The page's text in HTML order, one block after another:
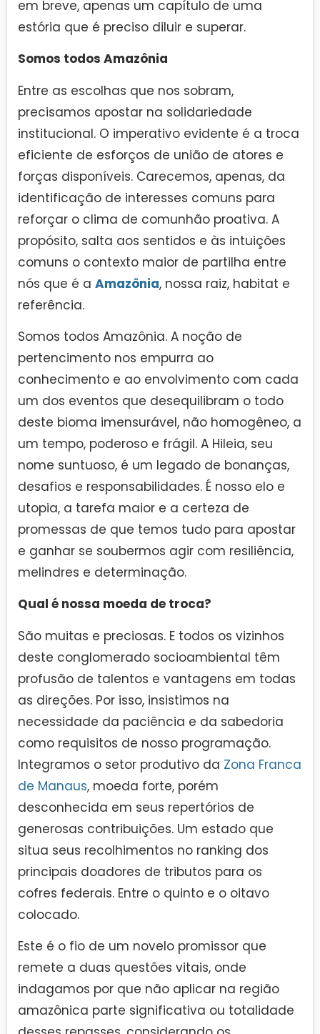
em breve, apenas um capítulo de uma
estória que é preciso diluir e superar.
Somos todos Amazônia
Entre as escolhas que nos sobram,
precisamos apostar na solidariedade
institucional. O imperativo evidente é a troca
eficiente de esforços de união de atores e
forças disponíveis. Carecemos, apenas, da
identificação de interesses comuns para
reforçar o clima de comunhão proativa. A
propósito, salta aos sentidos e às intuições
comuns o contexto maior de partilha entre
nós que é a Amazônia, nossa raiz, habitat e
referência.
Somos todos Amazônia. A noção de
pertencimento nos empurra ao
conhecimento e ao envolvimento com cada
um dos eventos que desequilibram o todo
deste bioma imensurável, não homogêneo, a
um tempo, poderoso e frágil. A Hileia, seu
nome suntuoso, é um legado de bonanças,
desafios e responsabilidades. É nosso elo e
utopia, a tarefa maior e a certeza de
promessas de que temos tudo para apostar
e ganhar se soubermos agir com resiliência,
melindres e determinação.
Qual é nossa moeda de troca?
São muitas e preciosas. E todos os vizinhos
deste conglomerado socioambiental têm
profusão de talentos e vantagens em todas
as direções. Por isso, insistimos na
necessidade da paciência e da sabedoria
como requisitos de nosso programação.
Integramos o setor produtivo da Zona Franca
de Manaus, moeda forte, porém
desconhecida em seus repertórios de
generosas contribuições. Um estado que
situa seus recolhimentos no ranking dos
principais doadores de tributos para os
cofres federais. Entre o quinto e o oitavo
colocado.
Este é o fio de um novelo promissor que
remete a duas questões vitais, onde
indagamos por que não aplicar na região
amazônica parte significativa ou totalidade